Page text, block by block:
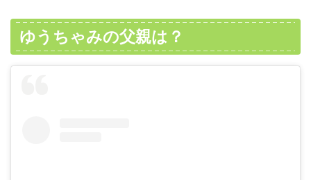
ゆうちゃみの父親は？